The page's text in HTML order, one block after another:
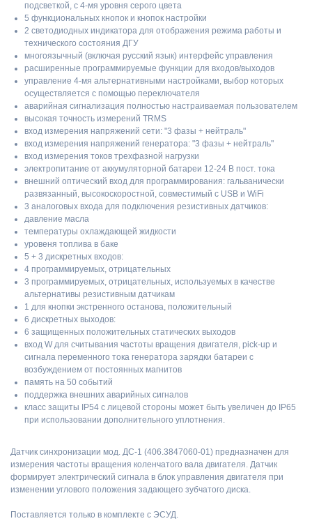
подсветкой, с 4-мя уровня серого цвета
5 функциональных кнопок и кнопок настройки
2 светодиодных индикатора для отображения режима работы и
технического состояния ДГУ
многоязычный (включая русский язык) интерфейс управления
расширенные программируемые функции для входов/выходов
управление 4-мя альтернативными настройками, выбор которых
осуществляется с помощью переключателя
аварийная сигнализация полностью настраиваемая пользователем
высокая точность измерений TRMS
вход измерения напряжений сети: "3 фазы + нейтраль"
вход измерения напряжений генератора: "3 фазы + нейтраль"
вход измерения токов трехфазной нагрузки
электропитание от аккумуляторной батареи 12-24 В пост. тока
внешний оптический вход для программирования: гальванически
развязанный, высокоскоростной, совместимый с USB и WiFi
3 аналоговых входа для подключения резистивных датчиков:
давление масла
температуры охлаждающей жидкости
уровеня топлива в баке
5 + 3 дискретных входов:
4 программируемых, отрицательных
3 программируемых, отрицательных, используемых в качестве
альтернативы резистивным датчикам
1 для кнопки экстренного останова, положительный
6 дискретных выходов:
6 защищенных положительных статических выходов
вход W для считывания частоты вращения двигателя, pick-up и
сигнала переменного тока генератора зарядки батареи с
возбуждением от постоянных магнитов
память на 50 событий
поддержка внешних аварийных сигналов
класс защиты IP54 с лицевой стороны может быть увеличен до IP65
при использовании дополнительного уплотнения.
Датчик синхронизации мод. ДС-1 (406.3847060-01) предназначен для
измерения частоты вращения коленчатого вала двигателя. Датчик
формирует электрический сигнала в блок управления двигателя при
изменении углового положения задающего зубчатого диска.
Поставляется только в комплекте с ЭСУД.